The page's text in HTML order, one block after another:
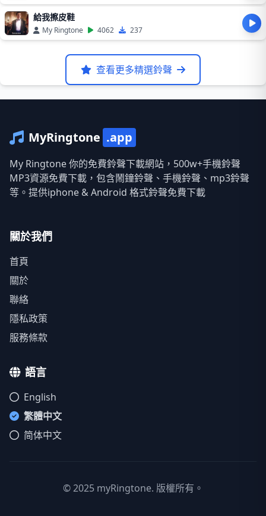
給我擦皮鞋
My Ringtone 4062 237
查看更多精選鈴聲
MyRingtone .app
My Ringtone 你的免費鈴聲下載網站，500w+手機鈴聲
MP3資源免費下載，包含鬧鐘鈴聲、手機鈴聲、mp3鈴聲
等。提供iphone & Android 格式鈴聲免費下載
關於我們
首頁
關於
聯絡
隱私政策
服務條款
語言
English
繁體中文
简体中文
© 2025 myRingtone. 版權所有。